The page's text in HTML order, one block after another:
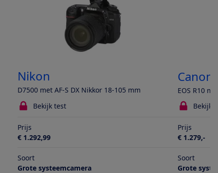
Nikon
D7500 met AF-S DX Nikkor 18-105 mm
Canon
EOS R10
Bekijk test
Bekijk
Prijs
€ 1.292,99
Prijs
€ 1.279,-
Soort
Grote systeemcamera
Soort
Grote